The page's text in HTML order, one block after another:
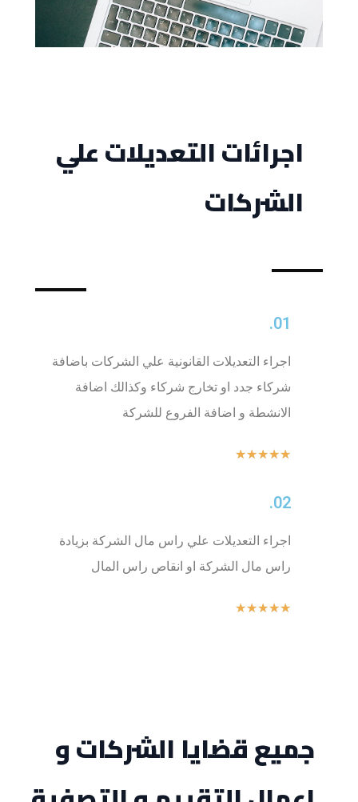
اجرائات التعديلات علي
الشركات
01.
اجراء التعديلات القانونية علي الشركات باضافة
شركاء جدد او تخارج شركاء وكذالك اضافة
الانشطة و اضافة الفروع للشركة
★
★
★
★
★
02.
اجراء التعديلات علي راس مال الشركة بزيادة
راس مال الشركة او انقاص راس المال
★
★
★
★
★
جميع قضايا الشركات و